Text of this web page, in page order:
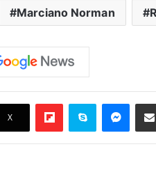
Marciano Norman
X
FlipboardSkype